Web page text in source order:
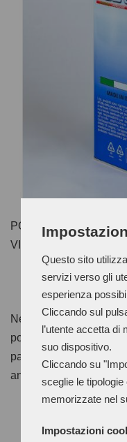
Questo sito
servizi verso gli
esperienza
Cliccando sul
l’utente accetta
suo dispositivo.
Cliccando su
sceglie le
memorizzate nel
Impostazioni
VISCOSITY AND
Neoprene Special D is
polychloroprene
padding that can be
and high heat